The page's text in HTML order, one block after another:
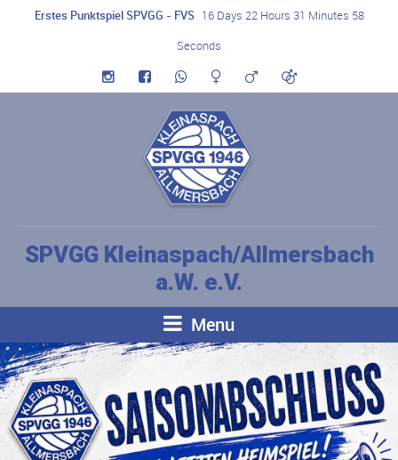
Erstes Punktspiel SPVGG - FVS 16 Days 22 Hours 31 Minutes 57
Seconds
SPVGG Kleinaspach/Allmersbach
a.W. e.V.
Menu